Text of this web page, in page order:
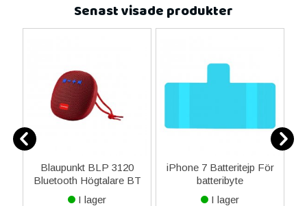
Senast visade produkter
Blaupunkt BLP 3120
Bluetooth Högtalare BT
FM 3W - Röd
I lager
iPhone 7 Batteritejp För
batteribyte
I lager